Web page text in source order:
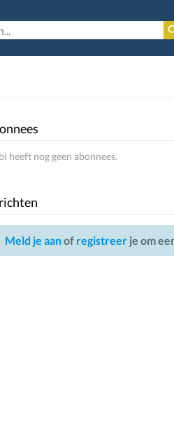
heeft nog geen abonnees.
Meld je aanof registreerje om